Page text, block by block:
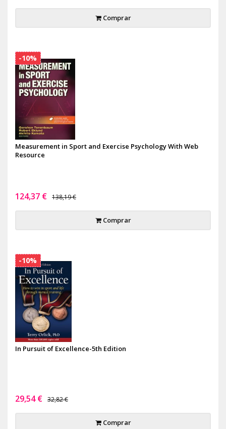
Comprar
Measurement in Sport and Exercise Psychology With Web
Resource
124,37 € 138,19 €
Comprar
-10%
In Pursuit of Excellence-5th Edition
29,54 € 32,82 €
Comprar
-10%